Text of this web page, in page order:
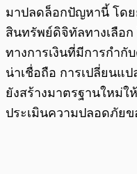
มาปลดล็อกปัญหานี้ โดย
สินทรัพย์ดิจิทัลทางเลือก
ทางการเงินที่มีการกำกั
น่าเชื่อถือ การเปลี่ยนแ
ยังสร้างมาตรฐานใหม่
ประเมินความปลอดภัย